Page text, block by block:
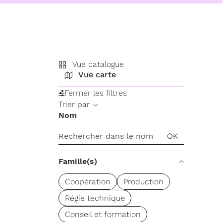
Vue catalogue
Vue carte
Fermer les filtres
Trier par
Nom
Famille(s)
Coopération
Production
Régie technique
Conseil et formation